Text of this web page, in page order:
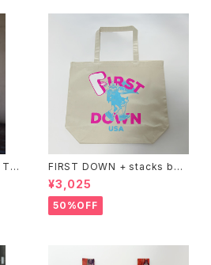
FIRST DOWN + stacks boo
kstore BIG TOTE
¥3,025
50%OFF